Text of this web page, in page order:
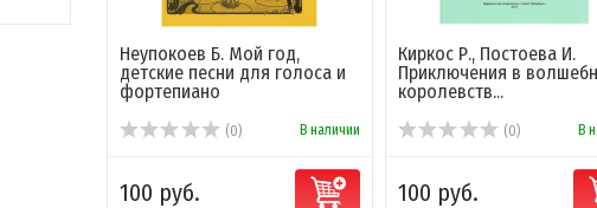
Неупокоев Б. Мой год,
детские песни для голоса и
фортепиано
(0) В наличии
100 руб.
Киркос Р., Постоева И.
Приключения в
королевств...
(0) В
100 руб.